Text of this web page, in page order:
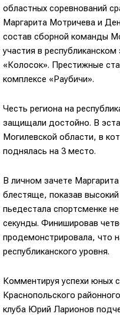
областных соревнований
Маргарита Мотричева и
состав сборной команды
участия в
«Колосок». Престижные
комплексе «Раубичи».
Честь региона на
защищали достойно. В
Могилевской области, в
поднялась на 3 место.
В личном зачете
блестяще, показав
пьедестала спортсменке
секунды. Финишировав
продемонстрировала, что
республиканского уровня.
Комментируя успехи юных
Краснопольского
клуба Юрий Ларионов